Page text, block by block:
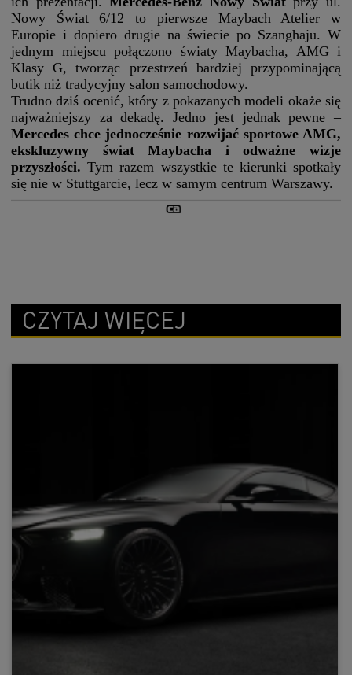
Nowy Świat 6/12 to pierwsze Maybach Atelier w
Europie i dopiero drugie na świecie po Szanghaju. W
jednym miejscu połączono światy Maybacha, AMG i
Klasy G, tworząc przestrzeń bardziej przypominającą
butik niż tradycyjny salon samochodowy.
Trudno dziś ocenić, który z pokazanych modeli okaże się
najważniejszy za dekadę. Jedno jest jednak pewne –
Mercedes chce jednocześnie rozwijać sportowe AMG,
ekskluzywny świat Maybacha i odważne wizje
przyszłości.Tym razem wszystkie te kierunki spotkały
się nie w Stuttgarcie, lecz w samym centrum Warszawy.
CZYTAJ WIĘCEJ